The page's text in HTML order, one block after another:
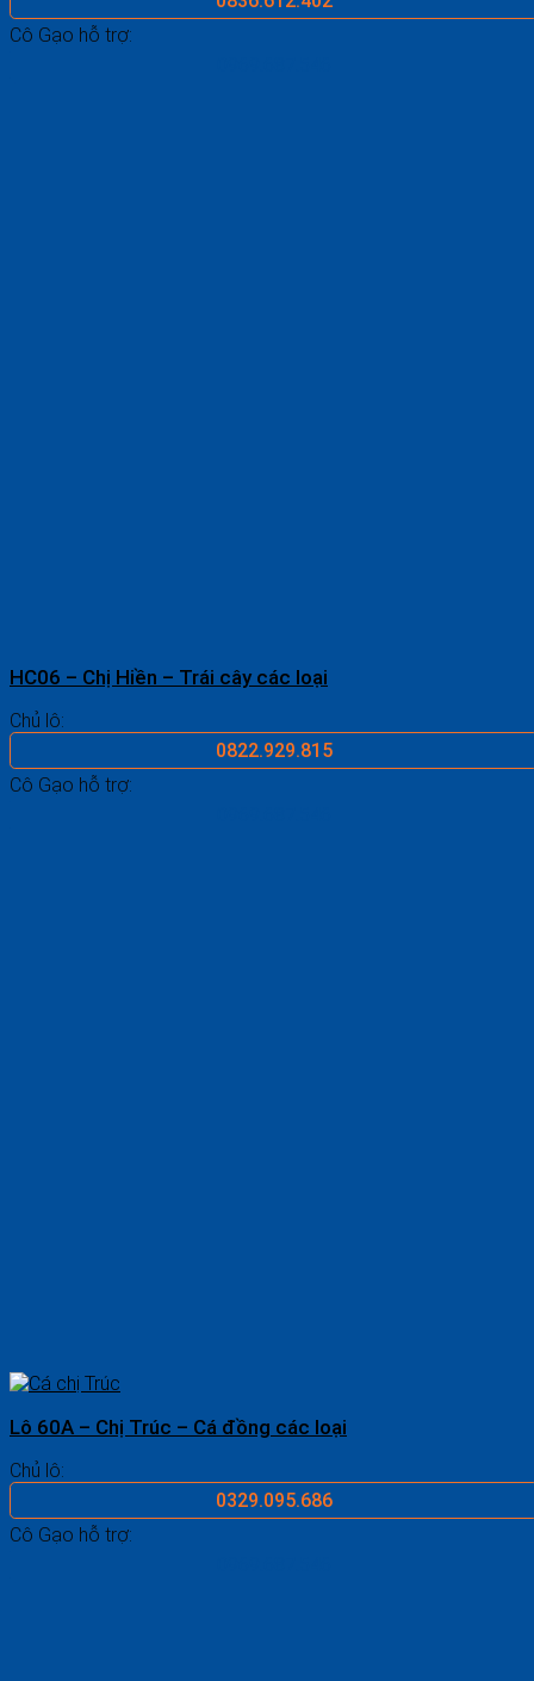
Cô Gạo hỗ trợ:
HC06 – Chị Hiền – Trái cây các loại
Chủ lô:
0822.929.815
Cô Gạo hỗ trợ:
Lô 60A – Chị Trúc – Cá đồng các loại
Chủ lô:
0329.095.686
Cô Gạo hỗ trợ: